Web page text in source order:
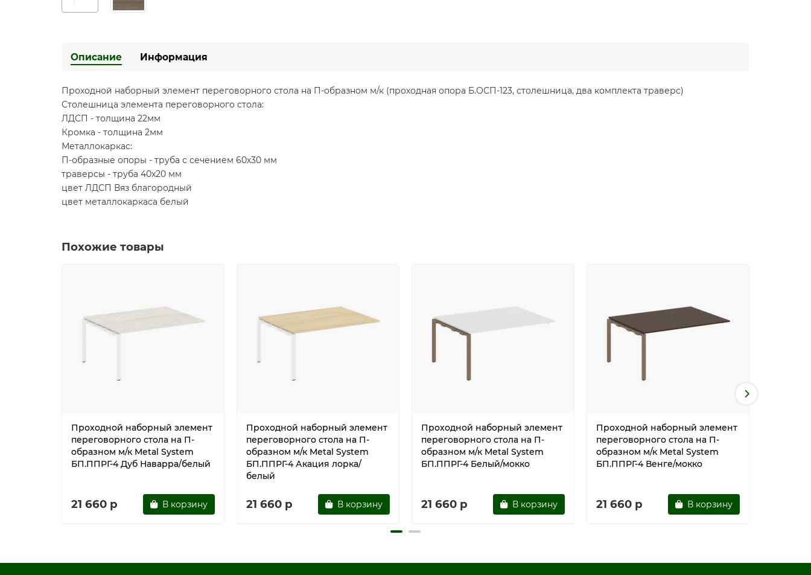
Описание Информация
Проходной наборный элемент переговорного стола на П-образном м/к (проходная опора Б.ОСП-123, столешница, два комплекта траверс)
Столешница элемента переговорного стола:
ЛДСП - толщина 22мм
Кромка - толщина 2мм
Металлокаркас:
П-образные опоры - труба с сечением 60х30 мм
траверсы - труба 40х20 мм
цвет ЛДСП Вяз благородный
цвет металлокаркаса белый
Похожие товары
Проходной наборный элемент
переговорного стола на П-
образном м/к Metal System
БП.ППРГ-4 Дуб Наварра/белый
21 660 р В корзину
Проходной наборный элемент
переговорного стола на П-
образном м/к Metal System
БП.ППРГ-4 Акация лорка/
белый
21 660 р В корзину
Проходной наборный элемент
переговорного стола на П-
образном м/к Metal System
БП.ППРГ-4 Белый/мокко
21 660 р В корзину
Проходной наборный элемент
переговорного стола на П-
образном м/к Metal System
БП.ППРГ-4 Венге/мокко
21 660 р В корзину